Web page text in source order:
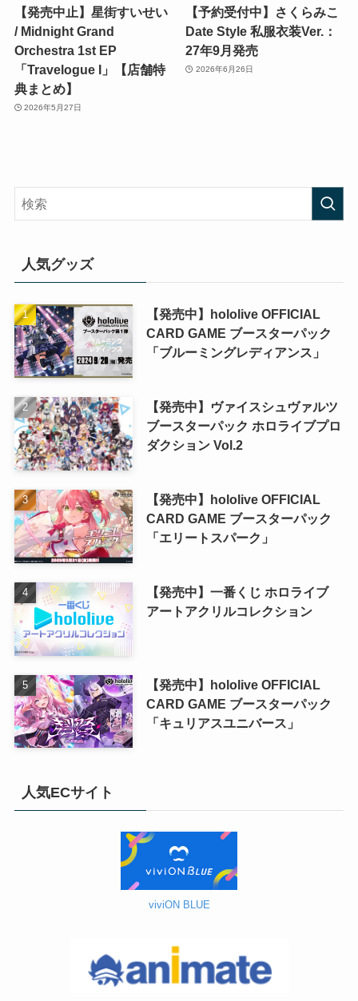
【発売中止】星街すいせい
/ Midnight Grand
Orchestra 1st EP
「Travelogue I」【店舗特
典まとめ】
2026年5月27日
【予約受付中】さくらみこ
Date Style 私服衣装Ver.：
27年9月発売
2026年6月26日
人気グッズ
【発売中】hololive OFFICIAL
CARD GAME ブースターパック
「ブルーミングレディアンス」
【発売中】ヴァイスシュヴァルツ
ブースターパック ホロライブプロ
ダクション Vol.2
【発売中】hololive OFFICIAL
CARD GAME ブースターパック
「エリートスパーク」
【発売中】一番くじ ホロライブ
アートアクリルコレクション
【発売中】hololive OFFICIAL
CARD GAME ブースターパック
「キュリアスユニバース」
人気ECサイト
viviON BLUE